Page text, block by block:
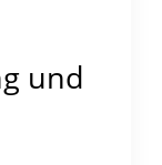
und